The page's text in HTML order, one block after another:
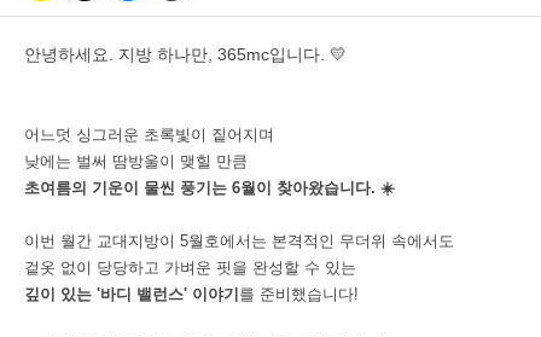
안녕하세요. 지방 하나만, 365mc입니다. 💛
어느덧 싱그러운 초록빛이 짙어지며
낮에는 벌써 땀방울이 맺힐 만큼
초여름의 기운이 물씬 풍기는 6월이 찾아왔습니다. ☀️
이번 월간 교대지방이 5월호에서는 본격적인 무더위 속에서도
겉옷 없이 당당하고 가벼운 핏을 완성할 수 있는
깊이 있는 '바디 밸런스' 이야기 를 준비했습니다!